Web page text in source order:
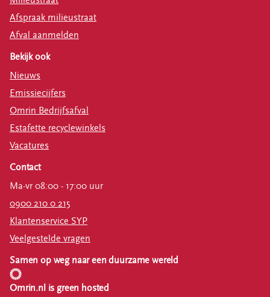
Afspraak milieustraat
Afval aanmelden
Bekijk ook
Nieuws
Emissiecijfers
Omrin Bedrijfsafval
Estafette recyclewinkels
Vacatures
Contact
Ma-vr 08:00 - 17:00 uur
0900 210 0 215
Klantenservice SYP
Veelgestelde vragen
Samen op weg naar een duurzame wereld
Omrin.nl is green hosted